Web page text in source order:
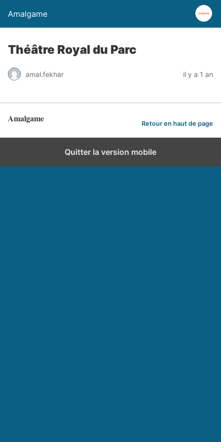
Amalgame
Théâtre Royal du Parc
amal.fekhar il y a 1 an
Amalgame Retour en haut de page
Quitter la version mobile